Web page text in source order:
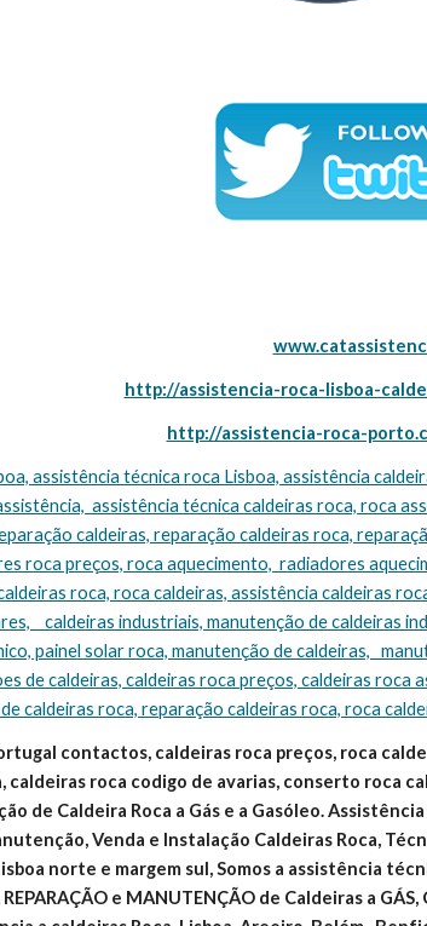
http://assistencia-roca-lisboa-
http://assistencia-roca-
assistência técnica caldeiras roca, roca
caldeiras, reparação caldeiras roca,
roca preços, roca aquecimento,  radiadores
roca, roca caldeiras, assistência caldeiras
caldeiras industriais, manutenção de caldeiras
painel solar roca, manutenção de caldeiras,
de caldeiras, caldeiras roca preços, caldeiras
caldeiras roca, reparação caldeiras roca, roca
contactos, caldeiras roca preços, roca
caldeiras roca codigo de avarias, conserto roca
de Caldeira Roca a Gás e a Gasóleo.
Venda e Instalação Caldeiras Roca,
norte e margem sul, Somos a assistência
e MANUTENÇÃO de Caldeiras a GÁS,